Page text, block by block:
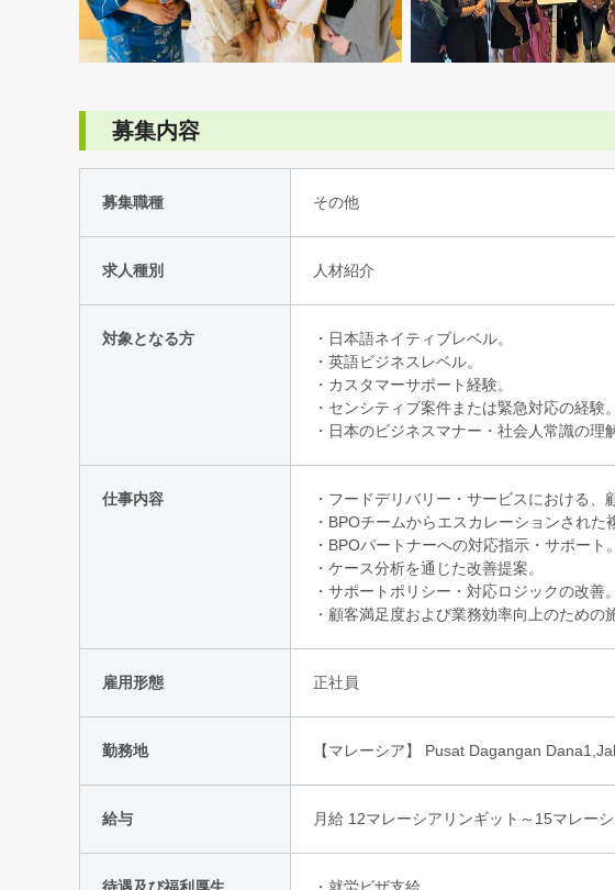
募集内容
募集職種 その他
求人種別 人材紹介
対象となる方
・日本語ネイティブレベル。
・英語ビジネスレベル。
・カスタマーサポート経験。
・センシティブ案件または緊急対応の経験。
・日本のビジネスマナー・社会人常識の理
仕事内容
・フードデリバリー・サービスにおける
・BPOチームからエスカレーションされた
・BPOパートナーへの対応指示・サポート。
・ケース分析を通じた改善提案。
・サポートポリシー・対応ロジックの改善。
・顧客満足度および業務効率向上のための
雇用形態 正社員
勤務地 【マレーシア】 Pusat Dagangan
給与 月給 12マレーシアリンギット～15マレー
待遇及び福利厚生
・就労ビザ支給。